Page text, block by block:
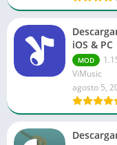
iOS & PC
MOD
ViMusic
agosto 5,